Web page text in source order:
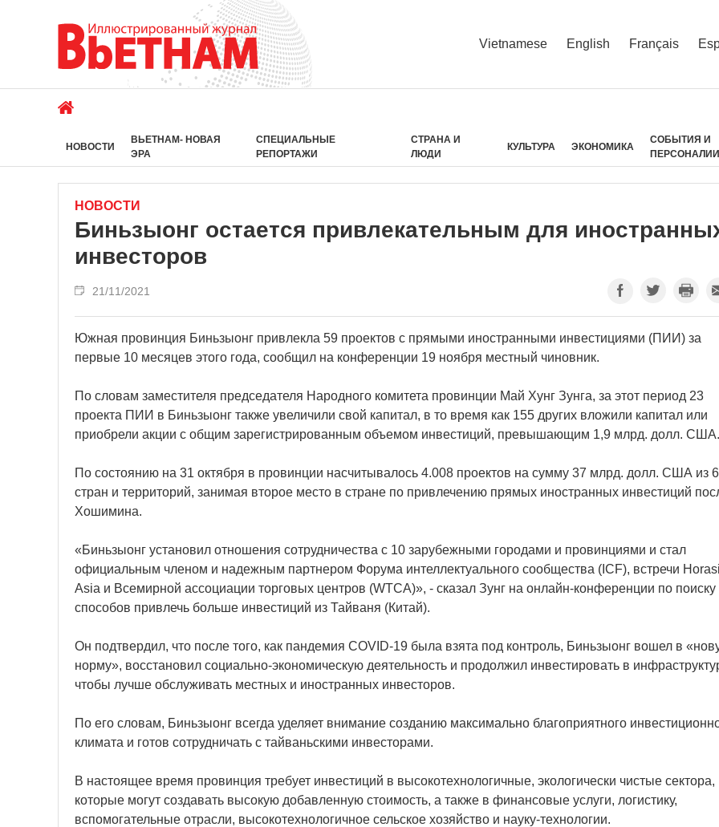
Vietnamese English Français
НОВОСТИ
ВЬЕТНАМ- НОВАЯ
ЭРА
СПЕЦИАЛЬНЫЕ
РЕПОРТАЖИ
СТРАНА И
ЛЮДИ
КУЛЬТУРА ЭКОНОМИКА
СОБЫТИЯ И
НОВОСТИ
Биньзыонг остается привлекательным для
инвесторов
21/11/2021
Южная провинция Биньзыонг привлекла 59 проектов с прямыми иностранными инвестициями (ПИИ) за
первые 10 месяцев этого года, сообщил на конференции 19 ноября местный чиновник.
По словам заместителя председателя Народного комитета провинции Май Хунг Зунга, за этот период 23
проекта ПИИ в Биньзыонг также увеличили свой капитал, в то время как 155 других вложили капитал или
приобрели акции с общим зарегистрированным объемом инвестиций, превышающим 1,9 млрд. долл. США.
По состоянию на 31 октября в провинции насчитывалось 4.008 проектов на сумму 37 млрд. долл. США из
стран и территорий, занимая второе место в стране по привлечению прямых иностранных инвестиций
Хошимина.
«Биньзыонг установил отношения сотрудничества с 10 зарубежными городами и провинциями и стал
официальным членом и надежным партнером Форума интеллектуального сообщества (ICF), встречи
Asia и Всемирной ассоциации торговых центров (WTCA)», - сказал Зунг на онлайн-конференции по поиску
способов привлечь больше инвестиций из Тайваня (Китай).
Он подтвердил, что после того, как пандемия COVID-19 была взята под контроль, Биньзыонг вошел в
норму», восстановил социально-экономическую деятельность и продолжил инвестировать в
чтобы лучше обслуживать местных и иностранных инвесторов.
По его словам, Биньзыонг всегда уделяет внимание созданию максимально благоприятного
климата и готов сотрудничать с тайваньскими инвесторами.
В настоящее время провинция требует инвестиций в высокотехнологичные, экологически чистые сектора,
которые могут создавать высокую добавленную стоимость, а также в финансовые услуги, логистику,
вспомогательные отрасли, высокотехнологичное сельское хозяйство и науку-технологии.